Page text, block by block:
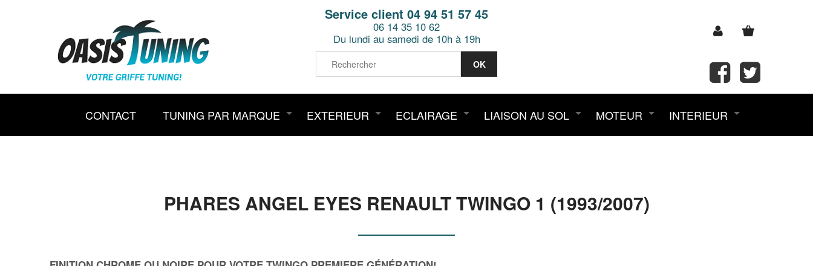
Service client 04 94 51 57 45
06 14 35 10 62
Du lundi au samedi de 10h à 19h
CONTACT TUNING PAR MARQUE EXTERIEUR ECLAIRAGE LIAISON AU SOL MOTEUR INTERIEUR
PHARES ANGEL EYES RENAULT TWINGO 1 (1993/2007)